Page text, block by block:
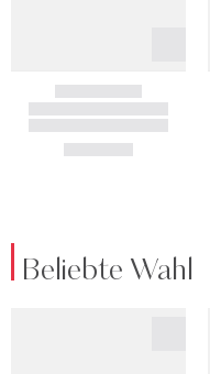
Beliebte Wahl